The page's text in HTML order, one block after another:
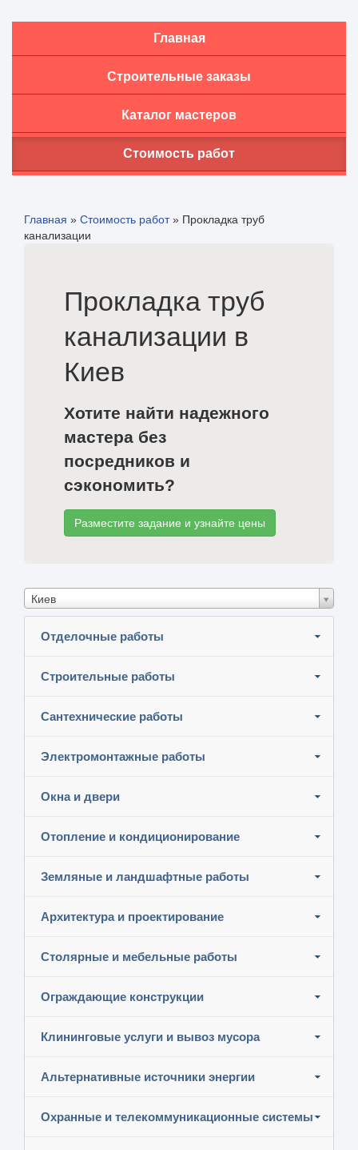
Главная
Строительные заказы
Каталог мастеров
Стоимость работ
Главная » Стоимость работ» Прокладка труб
канализации
Прокладка труб
канализации в
Киев
Хотите найти надежного
мастера без
посредников и
сэкономить?
Разместите задание и узнайте цены
Киев
Отделочные работы
Строительные работы
Сантехнические работы
Электромонтажные работы
Окна и двери
Отопление и кондиционирование
Земляные и ландшафтные работы
Архитектура и проектирование
Столярные и мебельные работы
Ограждающие конструкции
Клининговые услуги и вывоз мусора
Альтернативные источники энергии
Охранные и телекоммуникационные системы